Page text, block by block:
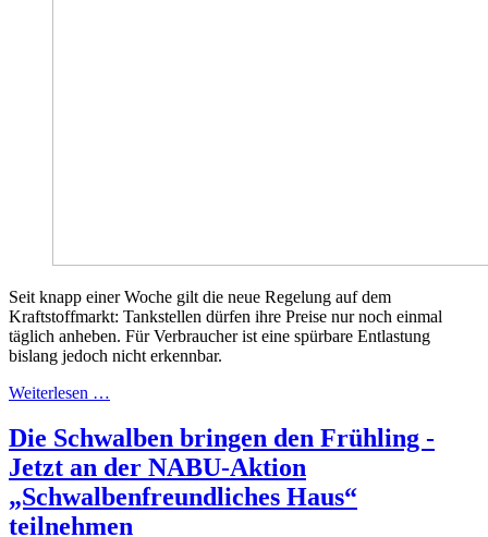
Seit knapp einer Woche gilt die neue Regelung auf dem
Kraftstoffmarkt: Tankstellen dürfen ihre Preise nur noch einmal
täglich anheben. Für Verbraucher ist eine spürbare Entlastung
bislang jedoch nicht erkennbar.
Weiterlesen …
Die Schwalben bringen den Frühling -
Jetzt an der NABU-Aktion
„Schwalbenfreundliches Haus“
teilnehmen